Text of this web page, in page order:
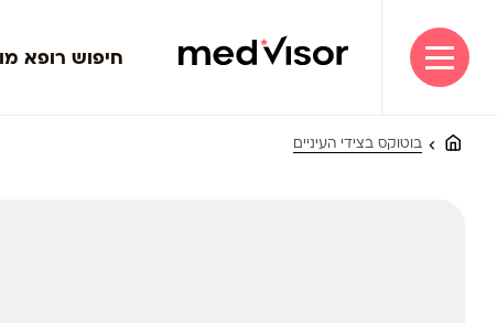
חיפוש רופא
בוטוקס בצידי העיניים